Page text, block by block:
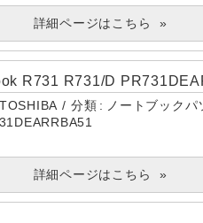
詳細ページはこちら
R731 R731/D
TOSHIBA 分類
ノートブックパ
詳細ページはこちら